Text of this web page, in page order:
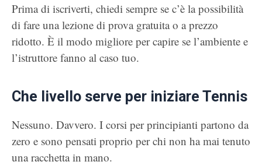
Prima di iscriverti, chiedi sempre se c’è la possibilità
di fare una lezione di prova gratuita o a prezzo
ridotto. È il modo migliore per capire se l’ambiente e
l’istruttore fanno al caso tuo.
Che livello serve per iniziare Tennis
Nessuno. Davvero. I corsi per principianti partono da
zero e sono pensati proprio per chi non ha mai tenuto
una racchetta in mano.